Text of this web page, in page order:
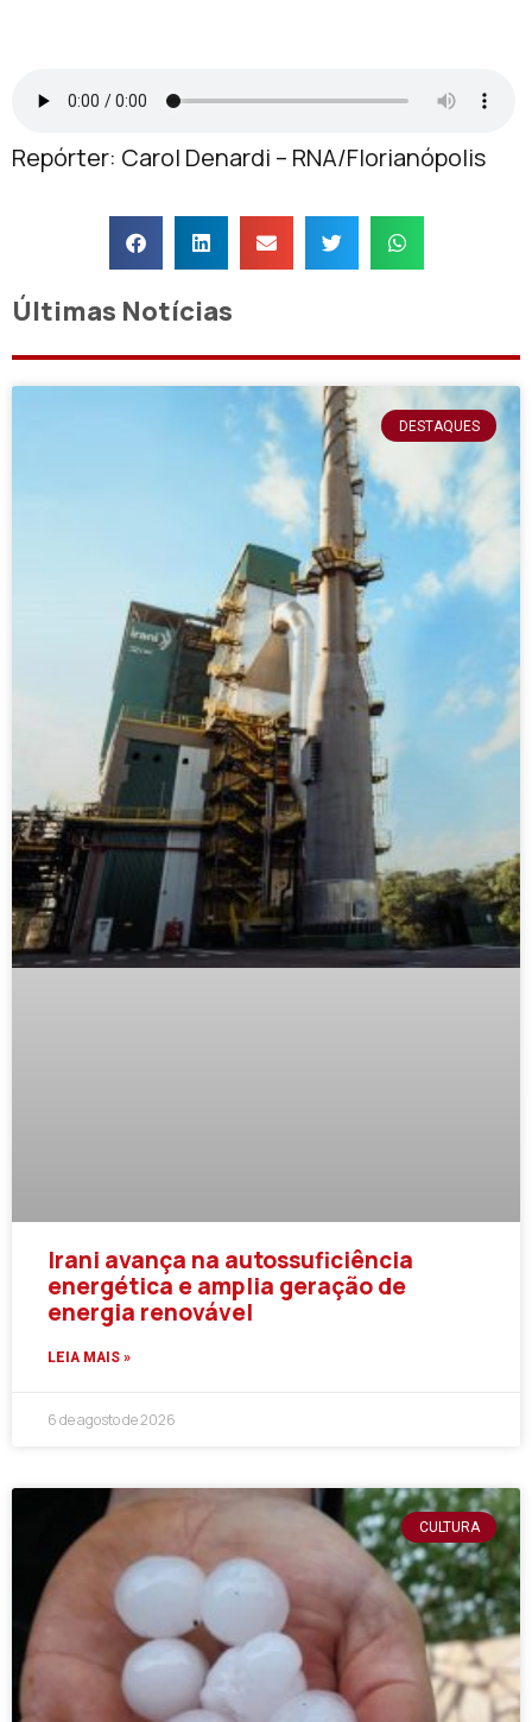
Repórter: Carol Denardi – RNA/Florianópolis
Últimas Notícias
DESTAQUES
Irani avança na autossuficiência
energética e amplia geração de
energia renovável
LEIA MAIS »
6 de agosto de 2026
CULTURA